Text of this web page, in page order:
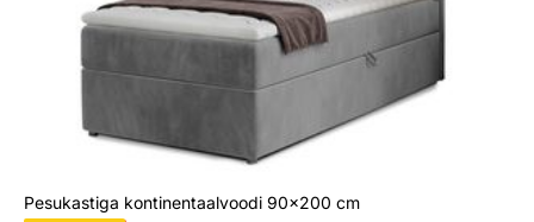
Pesukastiga kontinentaalvoodi 90x200 cm